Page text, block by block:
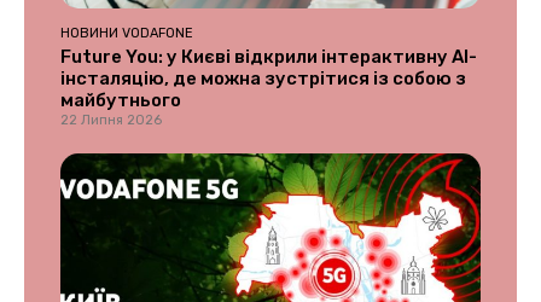
НОВИНИ VODAFONE
Future You: у Києві відкрили інтерактивну AI-
інсталяцію, де можна зустрітися із собою з
майбутнього
22 Липня 2026